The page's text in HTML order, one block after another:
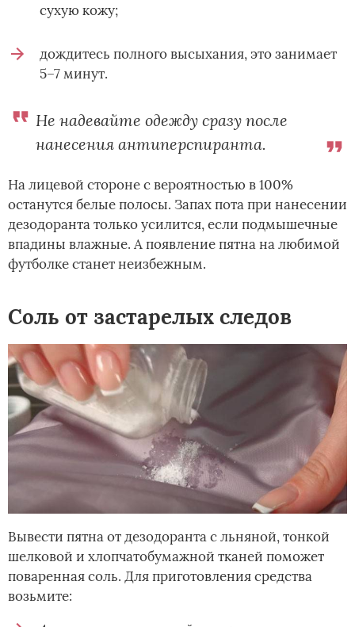
сухую кожу;
дождитесь полного высыхания, это занимает
5–7 минут.
Не надевайте одежду сразу после
нанесения антиперспиранта.
На лицевой стороне с вероятностью в 100%
останутся белые полосы. Запах пота при нанесении
дезодоранта только усилится, если подмышечные
впадины влажные. А появление пятна на любимой
футболке станет неизбежным.
Соль от застарелых следов
Вывести пятна от дезодоранта с льняной, тонкой
шелковой и хлопчатобумажной тканей поможет
поваренная соль. Для приготовления средства
возьмите: